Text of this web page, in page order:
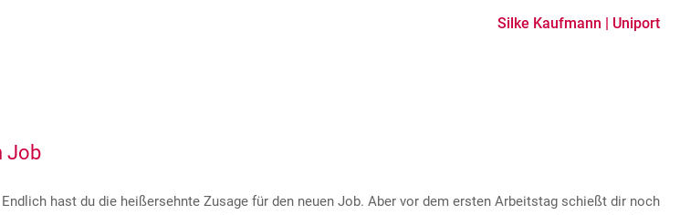
Silke Kaufmann | Uniport
Job
hast du die heißersehnte Zusage für den neuen Job. Aber vor dem ersten Arbeitstag schießt dir noch